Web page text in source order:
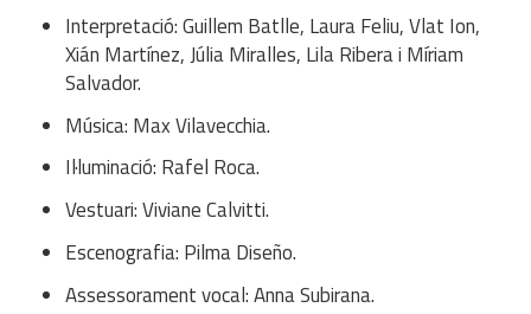
Interpretació: Guillem Batlle, Laura Feliu, Vlat Ion,
Xián Martínez, Júlia Miralles, Lila Ribera i Míriam
Salvador.
Música: Max Vilavecchia.
Il·luminació: Rafel Roca.
Vestuari: Viviane Calvitti.
Escenografia: Pilma Diseño.
Assessorament vocal: Anna Subirana.